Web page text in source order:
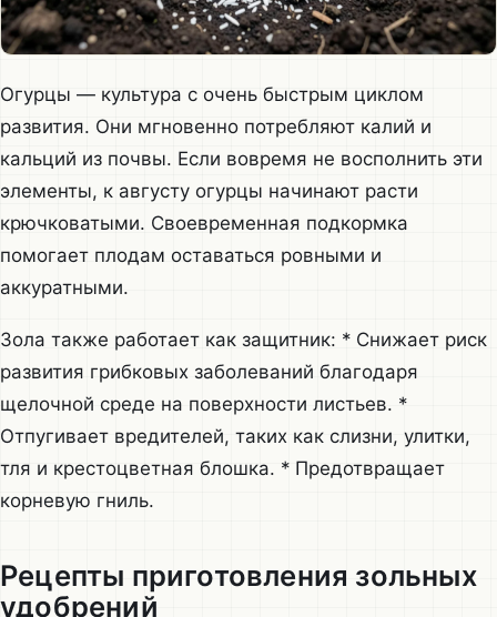
Огурцы — культура с очень быстрым циклом
развития. Они мгновенно потребляют калий и
кальций из почвы. Если вовремя не восполнить эти
элементы, к августу огурцы начинают расти
крючковатыми. Своевременная подкормка
помогает плодам оставаться ровными и
аккуратными.
Зола также работает как защитник: * Снижает риск
развития грибковых заболеваний благодаря
щелочной среде на поверхности листьев. *
Отпугивает вредителей, таких как слизни, улитки,
тля и крестоцветная блошка. * Предотвращает
корневую гниль.
Рецепты приготовления зольных
удобрений